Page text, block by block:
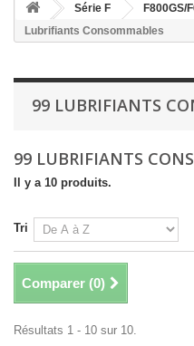
>Série F >F800GS/
Lubrifiants Consommables
99 LUBRIFIANTS
99 LUBRIFIANTS
Il y a 10 produits.
Tri
Comparer (0)
Résultats 1 - 10 sur 10.